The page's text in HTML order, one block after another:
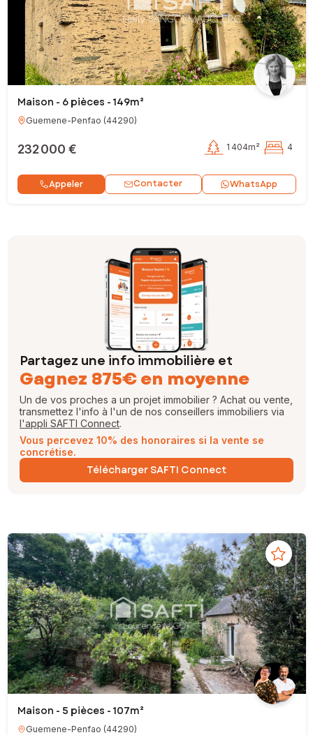
Maison - 6 pièces - 149m²
Guemene-Penfao (44290)
232 000 € 1 404m² 4
Appeler Contacter WhatsApp
Partagez une info immobilière et
Gagnez 875€ en moyenne
Un de vos proches a un projet immobilier ? Achat ou vente,
transmettez l'info à l'un de nos conseillers immobiliers via
l'appli SAFTI Connect.
Vous percevez 10% des honoraires si la vente se
concrétise.
Télécharger SAFTI Connect
Maison - 5 pièces - 107m²
Guemene-Penfao (44290)